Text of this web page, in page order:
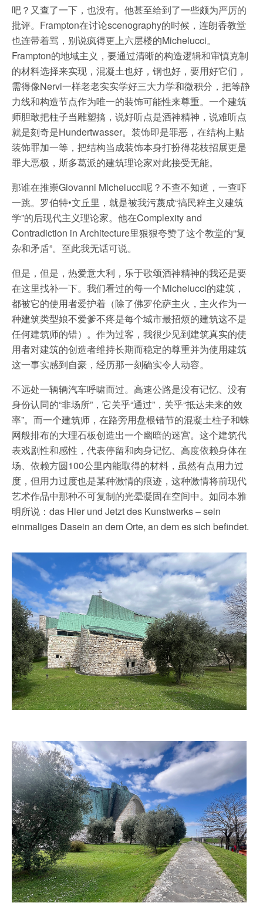
吧？又查了一下，也没有。他甚至给到了一些颇为严厉的
批评。Frampton在讨论scenography的时候，连朗香教堂
也连带着骂，别说疯得更上六层楼的Michelucci。
Frampton的地域主义，要通过清晰的构造逻辑和审慎克制
的材料选择来实现，混凝土也好，钢也好，要用好它们，
需得像Nervi一样老老实实学好三大力学和微积分，把等静
力线和构造节点作为唯一的装饰可能性来尊重。一个建筑
师胆敢把柱子当雕塑搞，说好听点是酒神精神，说难听点
就是刻奇是Hundertwasser。装饰即是罪恶，在结构上贴
装饰罪加一等，把结构当成装饰本身打扮得花枝招展更是
罪大恶极，斯多葛派的建筑理论家对此接受无能。
那谁在推崇Giovanni Michelucci呢？不查不知道，一查吓
一跳。罗伯特•文丘里，就是被我污蔑成“搞民粹主义建筑
学”的后现代主义理论家。他在Complexity and
Contradiction in Architecture里狠狠夸赞了这个教堂的“复
杂和矛盾”。至此我无话可说。
但是，但是，热爱意大利，乐于歌颂酒神精神的我还是要
在这里找补一下。我们看过的每一个Michelucci的建筑，
都被它的使用者爱护着（除了佛罗伦萨主火，主火作为一
种建筑类型娘不爱爹不疼是每个城市最招烦的建筑这不是
任何建筑师的错）。作为过客，我很少见到建筑真实的使
用者对建筑的创造者维持长期而稳定的尊重并为使用建筑
这一事实感到自豪，经历那一刻确实令人动容。
不远处一辆辆汽车呼啸而过。高速公路是没有记忆、没有
身份认同的“非场所”，它关乎“通过”，关乎“抵达未来的效
率”。而一个建筑师，在路旁用盘根错节的混凝土柱子和蛛
网般排布的大理石板创造出一个幽暗的迷宫。这个建筑代
表戏剧性和感性，代表停留和肉身记忆、高度依赖身体在
场、依赖方圆100公里内能取得的材料，虽然有点用力过
度，但用力过度也是某种激情的痕迹，这种激情将前现代
艺术作品中那种不可复制的光晕凝固在空间中。如同本雅
明所说：das Hier und Jetzt des Kunstwerks – sein
einmaliges Dasein an dem Orte, an dem es sich befindet.